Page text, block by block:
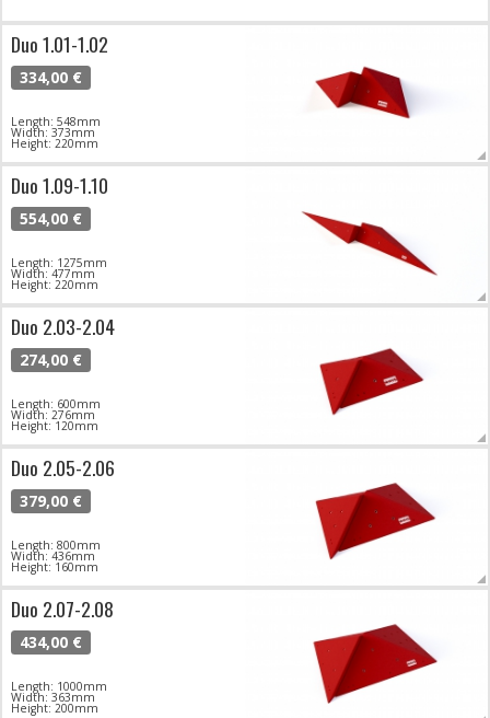
Duo 1.01-1.02
334,00 €
Length: 548mm
Width: 373mm
Height: 220mm
Duo 1.09-1.10
554,00 €
Length: 1275mm
Width: 477mm
Height: 220mm
Duo 2.03-2.04
274,00 €
Length: 600mm
Width: 276mm
Height: 120mm
Duo 2.05-2.06
379,00 €
Length: 800mm
Width: 436mm
Height: 160mm
Duo 2.07-2.08
434,00 €
Length: 1000mm
Width: 363mm
Height: 200mm